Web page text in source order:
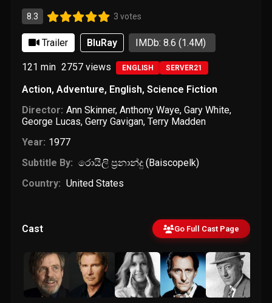
8.3 3 votes
Trailer BluRay IMDb: 8.6(1.4M)
121 min 2757views ENGLISH SERVER21
Action,Adventure, English,Science Fiction
Director: Ann Skinner, Anthony Waye, Gary White,
George Lucas,Gerry Gavigan,Terry Madden
Year: 1977
Subtitle By: රොයිලි ප්‍රනාන්දු (Baiscopelk)
Country: United States
Cast Go Full Cast Page